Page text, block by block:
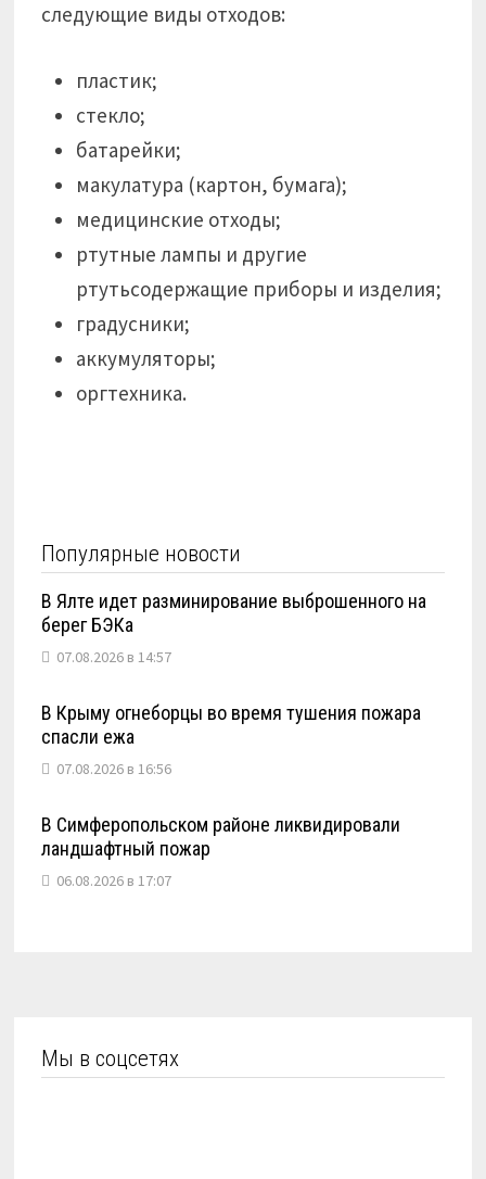
следующие виды отходов:
пластик;
стекло;
батарейки;
макулатура (картон, бумага);
медицинские отходы;
ртутные лампы и другие
ртутьсодержащие приборы и изделия;
градусники;
аккумуляторы;
оргтехника.
Популярные новости
В Ялте идет разминирование выброшенного на
берег БЭКа
07.08.2026 в 14:57
В Крыму огнеборцы во время тушения пожара
спасли ежа
07.08.2026 в 16:56
В Симферопольском районе ликвидировали
ландшафтный пожар
06.08.2026 в 17:07
Мы в соцсетях